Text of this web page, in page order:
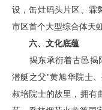
设，缶灶码头片区、霖
市区首个大型综合体天
六、文化底蕴
揭东承衍着古邑揭阳
潜艇之父”黄旭华院士
叔培院士的故里，拥有